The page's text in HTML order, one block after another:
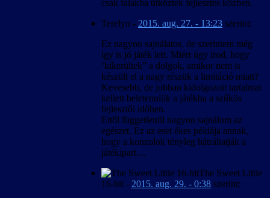
csak falakba ütköztek fejlesztés közben.
Terelyn - 2015. aug. 27. - 13:23 szerint:
Ez nagyon sajnálatos, de szerintem még
így is jó játék lett. Miért úgy írod, hogy
‘kikerültek” a dolgok, amikor nem is
készült el a nagy részük a limitáció miatt?
Kevesebb, de jobban kidolgozott tartalmat
kellett beletenniük a játékba a szűkös
fejlesztői időben.
Ettől függetlenül nagyon sajnálom az
egészet. Ez az eset ékes példája annak,
hogy a konzolok tényleg hátráltatják a
játékipart…
The Sweet Little
16-bit - 2015. aug. 29. - 0:38 szerint: